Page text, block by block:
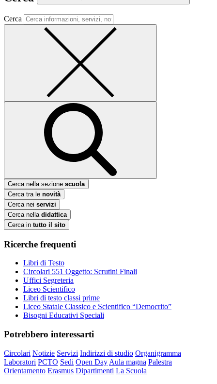
Cerca
Cerca nella sezione scuola
Cerca tra le novità
Cerca nei servizi
Cerca nella didattica
Cerca in tutto il sito
Ricerche frequenti
Libri di Testo
Circolari 551 Oggetto: Scrutini Finali
Uffici Segreteria
Liceo Scientifico
Libri di testo classi prime
Liceo Statale Classico e Scientifico “Democrito”
Bisogni Educativi Speciali
Potrebbero interessarti
Circolari Notizie Servizi Indirizzi di studio Organigramma
Laboratori PCTO Sedi Open Day Aula magna Palestra
Orientamento Erasmus Dipartimenti La Scuola